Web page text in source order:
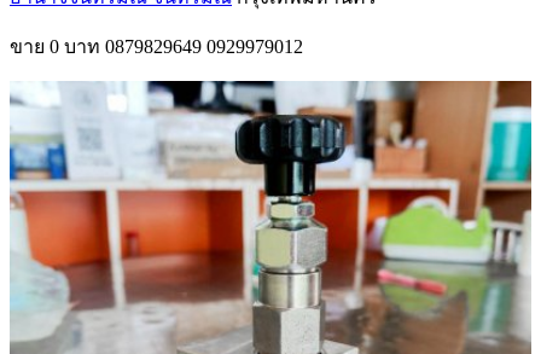
ขาย 0 บาท 0879829649 0929979012